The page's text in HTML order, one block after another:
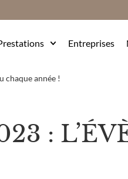
Entreprises
chaque année !
: